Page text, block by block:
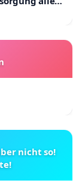
nicht so!